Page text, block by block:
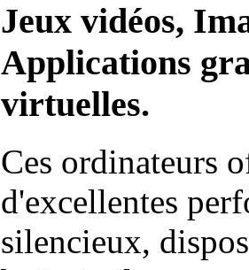
Jeux vidéos,
Applications
virtuelles.
Ces ordinateurs
d'excellentes
silencieux,